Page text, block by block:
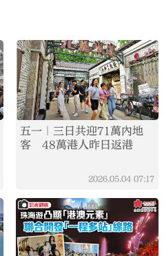
五一｜三日共迎71萬內地
客 48萬港人昨日返港
2026.05.04 07:17